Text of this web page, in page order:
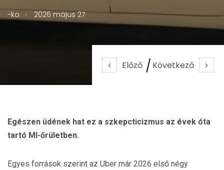
Előző Következő
-ko . 2026 május 27
Egészen üdének hat ez a szkepcticizmus az évek óta
tartó MI-őrületben.
Egyes források szerint az Uber már 2026 első négy